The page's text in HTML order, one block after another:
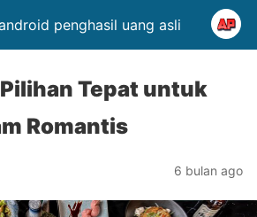
penghasil uang asli
Tepat untuk
Romantis
6 bulan ago